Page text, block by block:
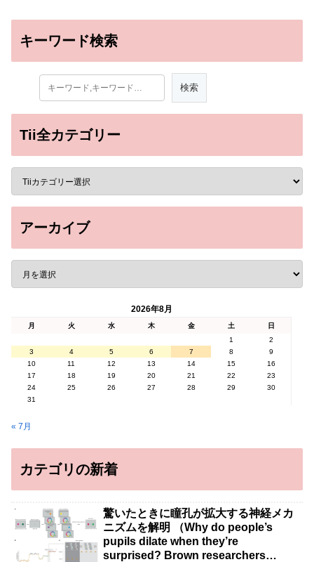
キーワード検索
Tii全カテゴリー
アーカイブ
2026年8月
月 火 水 木 金 土
日
1
2
3
4 5 6 7 8
9
10
11 12 13 14 15
16
17
18 19 20 21 22
23
24
25 26 27 28 29
30
31
« 7月
カテゴリの新着
驚いたときに瞳孔が拡大する神経メカ
ニズムを解明 （Why do people’s
pupils dilate when they’re
surprised? Brown researchers